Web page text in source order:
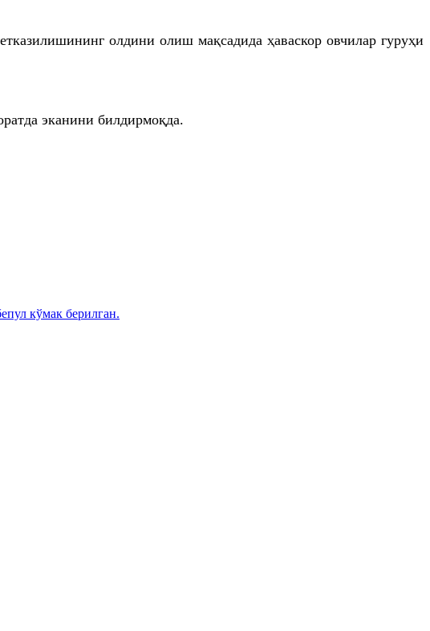
олдини олиш мақсадида ҳаваскор овчилар гуруҳи
эканини билдирмоқда.
кўмак берилган.